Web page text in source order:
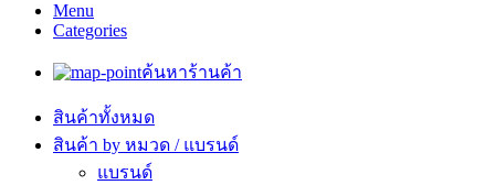
Menu
Categories
ค้นหาร้านค้า
สินค้าทั้งหมด
สินค้า by หมวด / แบรนด์
แบรนด์